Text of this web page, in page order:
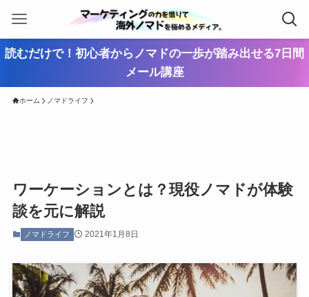
読むだけで！初心者からノマドの一歩が踏み出せる7日間
メール講座
ホーム ノマドライフ
ワーケーションとは？現役ノマドが体験
談を元に解説
ノマドライフ 2021年1月8日